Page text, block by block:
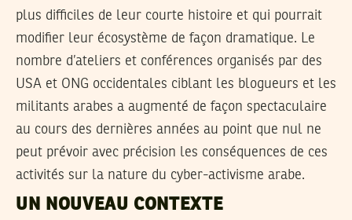
plus difficiles de leur courte histoire et qui pourrait
modifier leur écosystème de façon dramatique. Le
nombre d’ateliers et conférences organisés par des
USA et ONG occidentales ciblant les blogueurs et les
militants arabes a augmenté de façon spectaculaire
au cours des dernières années au point que nul ne
peut prévoir avec précision les conséquences de ces
activités sur la nature du cyber-activisme arabe.
UN NOUVEAU CONTEXTE